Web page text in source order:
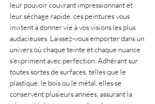
leur pouvoir couvrant impressionnant et
leur séchage rapide, ces peintures vous
invitent à donner vie à vos visions les plus
audacieuses. Laissez-vous emporter dans un
univers où chaque teinte et chaque nuance
s'expriment avec perfection. Adhérant sur
toutes sortes de surfaces, telles que le
plastique, le bois ou le métal, elles se
conservent plusieurs années, assurant la